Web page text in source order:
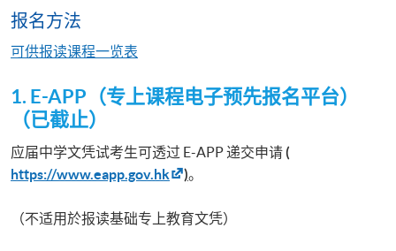
报名方法
可供报读课程一览表
1. E-APP（专上课程电子预先报名平台）
（已截止）
应届中学文凭试考生可透过 E-APP 递交申请(
https://www.eapp.gov.hk
)。
（不适用於报读基础专上教育文凭）